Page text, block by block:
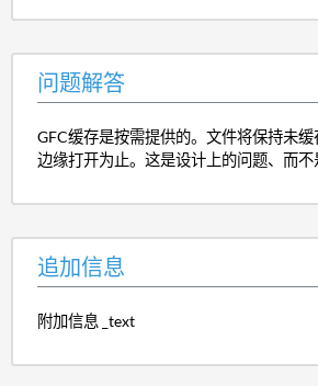
问题解答
GFC缓存是按需提供的。文件将保持未
边缘打开为止。这是设计上的问题、而不
追加信息
附加信息 _text